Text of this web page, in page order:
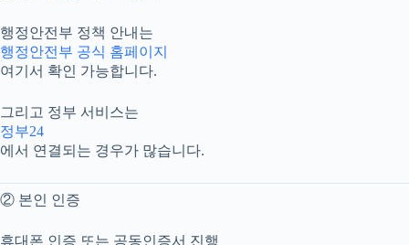
행정안전부 정책 안내는
행정안전부 공식 홈페이지
여기서 확인 가능합니다.
그리고 정부 서비스는
정부24
에서 연결되는 경우가 많습니다.
② 본인 인증
휴대폰 인증 또는 공동인증서 진행